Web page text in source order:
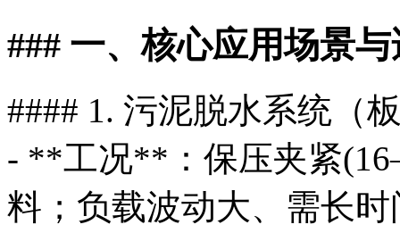
### 一、核心应用场景
#### 1. 污泥脱水系统（
- **工况**：保压夹紧
料；负载波动大、需长